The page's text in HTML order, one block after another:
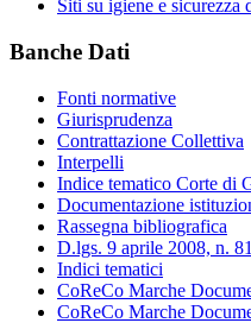
Siti su igiene e sicurezza
Banche Dati
Fonti normative
Giurisprudenza
Contrattazione Collettiva
Interpelli
Indice tematico Corte di
Documentazione
Rassegna bibliografica
D.lgs. 9 aprile 2008, n. 81
Indici tematici
CoReCo Marche
CoReCo Marche